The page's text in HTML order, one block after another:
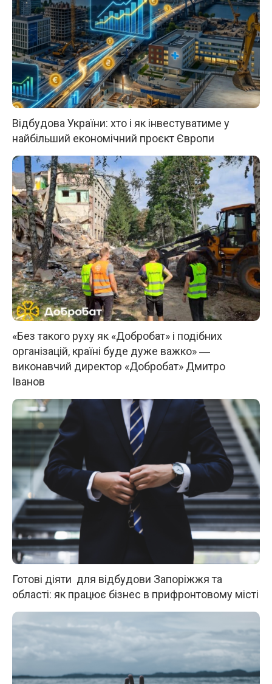
Відбудова України: хто і як інвестуватиме у
найбільший економічний проєкт Європи
«Без такого руху як «Добробат» і подібних
організацій, країні буде дуже важко» ―
виконавчий директор «Добробат» Дмитро
Іванов
Готові діяти для відбудови Запоріжжя та
області: як працює бізнес в прифронтовому місті